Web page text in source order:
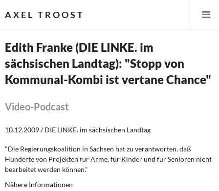
AXEL TROOST
Startseite
Leitlinien linker Wirtschafts- und Finanzpolitik
Wirtschaftspolitik
Steuer- und Finanzpolitik
Edith Franke (DIE LINKE. im
sächsischen Landtag): "Stopp von
Kommunal-Kombi ist vertane Chance"
Video-Podcast
10.12.2009 / DIE LINKE. im sächsischen Landtag
"Die Regierungskoalition in Sachsen hat zu verantworten, daß
Hunderte von Projekten für Arme, für Kinder und für Senioren nicht
bearbeitet werden können."
Nähere Informationen